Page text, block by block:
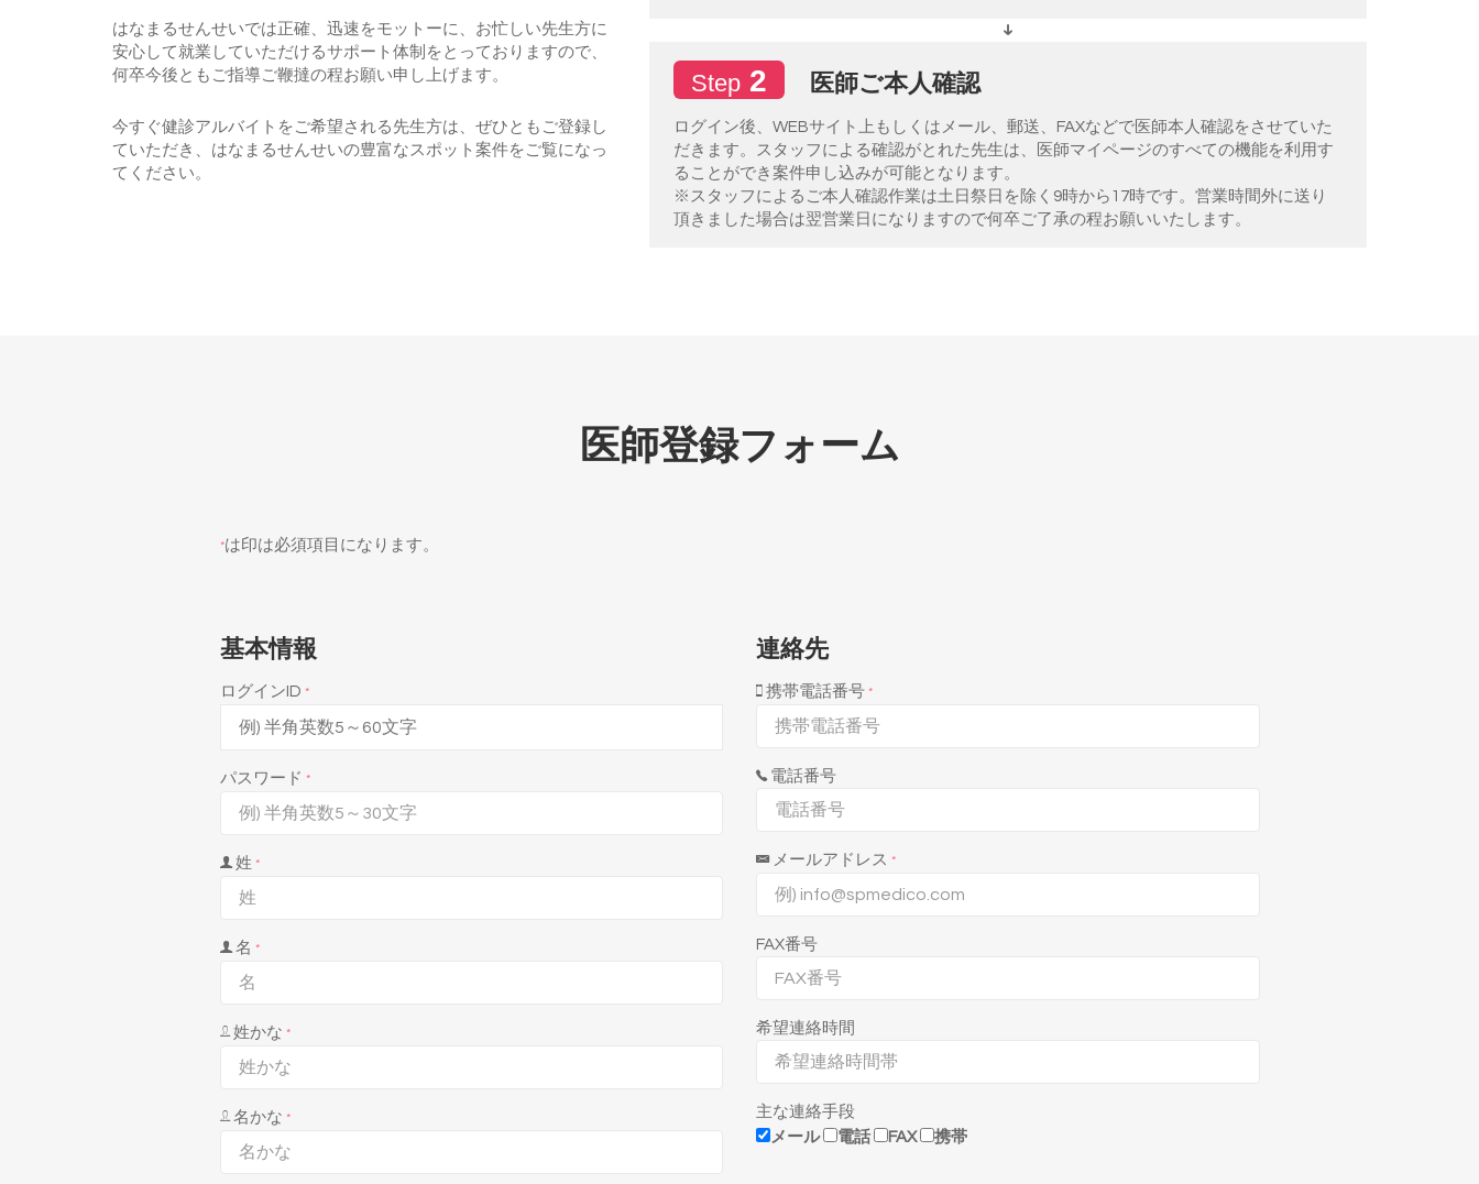
はなまるせんせいでは正確、迅速をモットーに、お忙しい先生方に
安心して就業していただけるサポート体制をとっておりますので、
何卒今後ともご指導ご鞭撻の程お願い申し上げます。
今すぐ健診アルバイトをご希望される先生方は、ぜひともご登録し
ていただき、はなまるせんせいの豊富なスポット案件をご覧になっ
てください。
Step 2 医師ご本人確認
ログイン後、WEBサイト上もしくはメール、郵送、FAXなどで医師本人確認をさせていた
だきます。スタッフによる確認がとれた先生は、医師マイページのすべての機能を利用す
ることができ案件申し込みが可能となります。
※スタッフによるご本人確認作業は土日祭日を除く9時から17時です。営業時間外に送り
頂きました場合は翌営業日になりますので何卒ご了承の程お願いいたします。
医師登録フォーム
*は印は必須項目になります。
基本情報
ログインID *
パスワード *
姓 *
名 *
姓かな *
名かな *
連絡先
携帯電話番号 *
電話番号
メールアドレス *
FAX番号
希望連絡時間
主な連絡手段
メール
電話 FAX 携帯